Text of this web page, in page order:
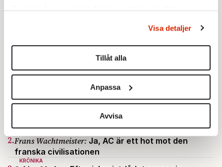
Ta reda på mer om hur dina personliga uppgifter
Du kan ändra eller dra tillbaka ditt samtycke när som
helst från cookie-förklaringen.
Vi använder enhetsidentifierare för att anpassa innehållet
för sociala medier och analysera vår trafik. Vi
vidarebefordrar även sådana identifierare och annan
information från din enhet till de sociala medier och
annons- och analysföretag som vi samarbetar med.
Dessa kan i sin tur kombinera informationen med annan
information som du har tillhandahållit eller som de har
samlat in när du har använt deras tjänster.
Visa detaljer
Tillåt alla
Anpassa
Avvisa
STICKET
Sagan om den lågbegåvade
2.Frans Wachtmeister: Ja, AC är ett hot mot den
franska civilisationen
KRÖNIKA